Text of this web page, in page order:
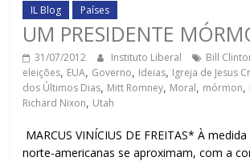
IL Blog Países
UM PRESIDENTE
31/07/2012 Instituto Liberal Bill
eleições, EUA, Governo, Ideias, Igreja de Jesus
dos Últimos Dias, Mitt Romney, Moral, mórmon,
Richard Nixon, Utah
MARCUS VINÍCIUS DE FREITAS* À
norte-americanas se aproximam, com a